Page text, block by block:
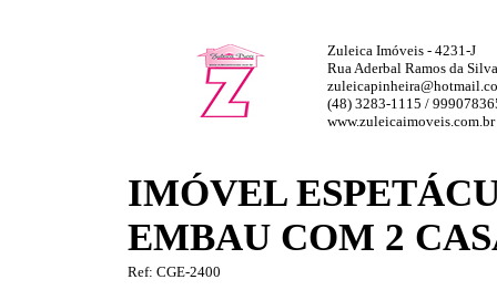
Zuleica Imóveis - 4231-J
Rua Aderbal Ramos da
(48) 3283-1115 /
www.zuleicaimoveis.com.br
IMÓVEL
EMBAU COM 2
Ref: CGE-2400